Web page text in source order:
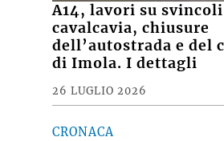
A14, lavori su svincoli
cavalcavia, chiusure
dell’autostrada e del
di Imola. I dettagli
26 LUGLIO 2026
CRONACA